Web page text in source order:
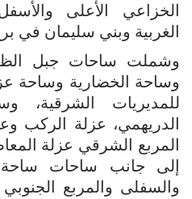
الخزاعي الأعلى
الغربية وبني سليمان في
وشملت ساحات جبل
وساحة الخضارية وساحة
للمديريات الشرقية،
الدريهمي، عزلة الركب
المربع الشرقي عزلة
إلى جانب ساحات ساحة
والسفلى والمربع